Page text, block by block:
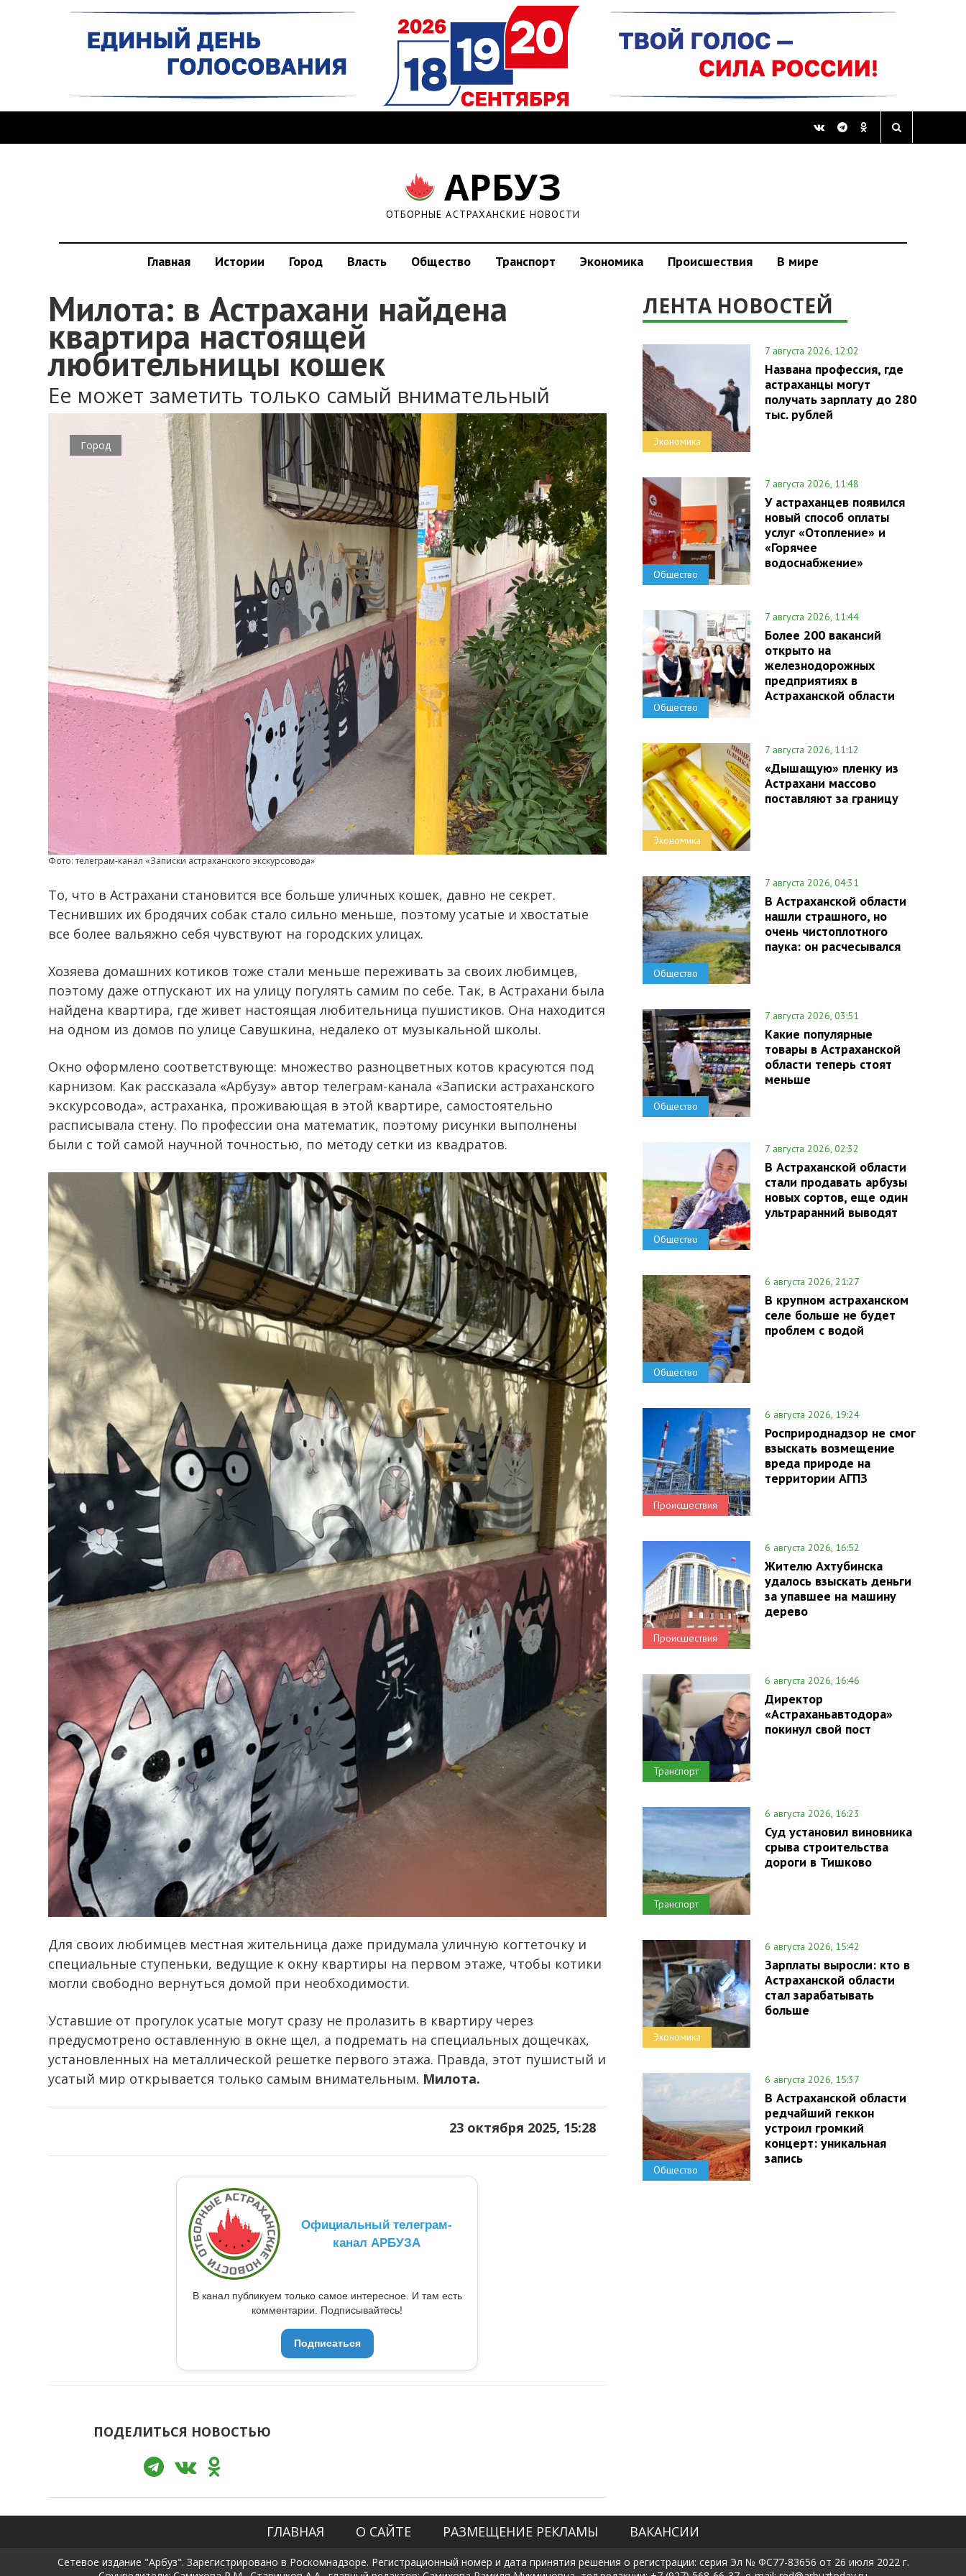
АРБУЗ
ОТБОРНЫЕ АСТРАХАНСКИЕ НОВОСТИ
Главная Истории Город Власть Общество Транспорт Экономика Происшествия В мире
Милота: в Астрахани найдена
квартира настоящей
любительницы кошек
Ее может заметить только самый внимательный
Город
Фото: телеграм-канал «Записки астраханского экскурсовода»
То, что в Астрахани становится все больше уличных кошек, давно не секрет.
Теснивших их бродячих собак стало сильно меньше, поэтому усатые и хвостатые
все более вальяжно себя чувствуют на городских улицах.
Хозяева домашних котиков тоже стали меньше переживать за своих любимцев,
поэтому даже отпускают их на улицу погулять самим по себе. Так, в Астрахани была
найдена квартира, где живет настоящая любительница пушистиков. Она находится
на одном из домов по улице Савушкина, недалеко от музыкальной школы.
Окно оформлено соответствующе: множество разноцветных котов красуются под
карнизом. Как рассказала «Арбузу» автор телеграм-канала «Записки астраханского
экскурсовода», астраханка, проживающая в этой квартире, самостоятельно
расписывала стену. По профессии она математик, поэтому рисунки выполнены
были с той самой научной точностью, по методу сетки из квадратов.
Для своих любимцев местная жительница даже придумала уличную когтеточку и
специальные ступеньки, ведущие к окну квартиры на первом этаже, чтобы котики
могли свободно вернуться домой при необходимости.
Уставшие от прогулок усатые могут сразу не пролазить в квартиру через
предусмотрено оставленную в окне щел, а подремать на специальных дощечках,
установленных на металлической решетке первого этажа. Правда, этот пушистый и
усатый мир открывается только самым внимательным. Милота.
23 октября 2025, 15:28
Официальный телеграм-
канал АРБУЗА
В канал публикуем только самое интересное. И там есть
комментарии. Подписывайтесь!
Подписаться
ПОДЕЛИТЬСЯ НОВОСТЬЮ
ЛЕНТА НОВОСТЕЙ
Экономика
7 августа 2026, 12:02
Названа профессия, где
астраханцы могут
получать зарплату до 280
тыс. рублей
Общество
7 августа 2026, 11:48
У астраханцев появился
новый способ оплаты
услуг «Отопление» и
«Горячее
водоснабжение»
Общество
7 августа 2026, 11:44
Более 200 вакансий
открыто на
железнодорожных
предприятиях в
Астраханской области
Экономика
7 августа 2026, 11:12
«Дышащую» пленку из
Астрахани массово
поставляют за границу
Общество
7 августа 2026, 04:31
В Астраханской области
нашли страшного, но
очень чистоплотного
паука: он расчесывался
Общество
7 августа 2026, 03:51
Какие популярные
товары в Астраханской
области теперь стоят
меньше
Общество
7 августа 2026, 02:32
В Астраханской области
стали продавать арбузы
новых сортов, еще один
ультраранний выводят
Общество
6 августа 2026, 21:27
В крупном астраханском
селе больше не будет
проблем с водой
Происшествия
6 августа 2026, 19:24
Росприроднадзор не смог
взыскать возмещение
вреда природе на
территории АГПЗ
Происшествия
6 августа 2026, 16:52
Жителю Ахтубинска
удалось взыскать деньги
за упавшее на машину
дерево
Транспорт
6 августа 2026, 16:46
Директор
«Астраханьавтодора»
покинул свой пост
Транспорт
6 августа 2026, 16:23
Суд установил виновника
срыва строительства
дороги в Тишково
Экономика
6 августа 2026, 15:42
Зарплаты выросли: кто в
Астраханской области
стал зарабатывать
больше
Общество
6 августа 2026, 15:37
В Астраханской области
редчайший геккон
устроил громкий
концерт: уникальная
запись
ГЛАВНАЯ О САЙТЕ РАЗМЕЩЕНИЕ РЕКЛАМЫ ВАКАНСИИ
Сетевое издание "Арбуз". Зарегистрировано в Роскомнадзоре. Регистрационный номер и дата принятия решения о регистрации: серия Эл № ФС77-83656 от 26 июля 2022 г.